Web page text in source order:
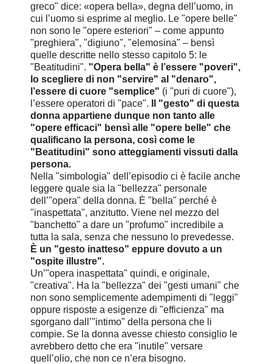
greco" dice: «opera bella», degna dell’uomo, in
cui l’uomo si esprime al meglio. Le "opere belle"
non sono le "opere esteriori" – come appunto
"preghiera", "digiuno", "elemosina" – bensì
quelle descritte nello stesso capitolo 5: le
"Beatitudini". "Opera bella" è l’essere "poveri",
lo scegliere di non "servire" al "denaro",
l’essere di cuore "semplice" (i "puri di cuore"),
l’essere operatori di "pace".
Il "gesto" di questa
donna appartiene dunque non tanto alle
"opere efficaci" bensì alle "opere belle" che
qualificano la persona, così come le
"Beatitudini" sono atteggiamenti vissuti dalla
persona.
Nella "simbologia" dell’episodio ci è facile anche
leggere quale sia la "bellezza" personale
dell’"opera" della donna. È "bella" perché è
"inaspettata", anzitutto. Viene nel mezzo del
"banchetto" a dare un "profumo" incredibile a
tutta la sala, senza che nessuno lo prevedesse.
È un "gesto inatteso" eppure dovuto a un
"ospite illustre".
Un’"opera inaspettata" quindi, e originale,
"creativa". Ha la "bellezza" dei "gesti umani" che
non sono semplicemente adempimenti di "leggi"
oppure risposte a esigenze di "efficienza" ma
sgorgano dall’"intimo" della persona che li
compie. Se la donna avesse chiesto consiglio le
avrebbero detto che era "inutile" versare
quell’olio, che non ce n’era bisogno.